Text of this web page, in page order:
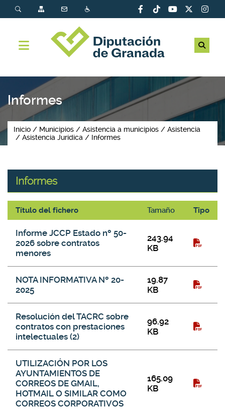
Informes
Inicio Municipios Asistencia a municipios
Asistencia
Asistencia Jurídica
Informes
Informes
intelectuales
Título del fichero Tamaño Tipo
Informe JCCP Estado nº 50-
2026 sobre contratos
menores
243.94
KB
NOTA INFORMATIVA Nº 20-
2025
19.87
KB
Resolución del TACRC sobre
contratos con prestaciones
intelectuales (2)
96.92
KB
UTILIZACIÓN POR LOS
AYUNTAMIENTOS DE
CORREOS DE GMAIL,
HOTMAIL O SIMILAR COMO
CORREOS CORPORATIVOS
165.09
KB